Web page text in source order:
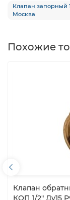
Клапан запорный
Москва
Похожие
Клапан
КОП 1/2″ Ду15